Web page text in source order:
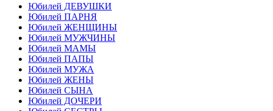
Юбилей ДЕВУШКИ
Юбилей ПАРНЯ
Юбилей ЖЕНЩИНЫ
Юбилей МУЖЧИНЫ
Юбилей МАМЫ
Юбилей ПАПЫ
Юбилей МУЖА
Юбилей ЖЕНЫ
Юбилей СЫНА
Юбилей ДОЧЕРИ